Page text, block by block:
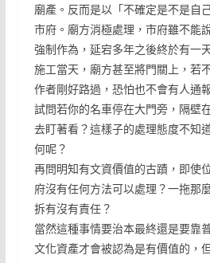
廟產。反而是以「不確定是不是自
市府。廟方消極處理，市府雖不能
強制作為，延宕多年之後終於有一
施工當天，廟方甚至將門關上，若
作者剛好路過，恐怕也不會有人通
試問若你的名車停在大門旁，隔壁
去盯著看？這樣子的處理態度不知
何呢？
再問明知有文資價值的古蹟，即使
府沒有任何方法可以處理？一拖那
拆有沒有責任？
當然這種事情要治本最終還是要靠
文化資產才會被認為是有價值的，